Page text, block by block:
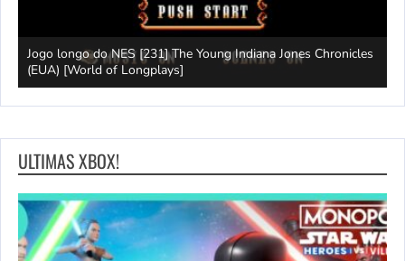
Jogo longo do NES [231] The Young Indiana Jones Chronicles
(EUA) [World of Longplays]
ULTIMAS XBOX!